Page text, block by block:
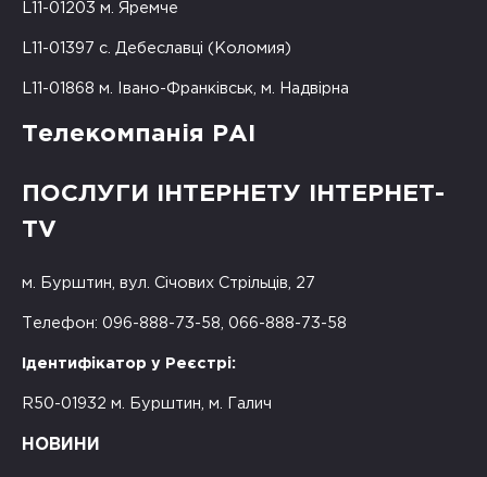
L11-01203 м. Яремче
L11-01397 с. Дебеславці (Коломия)
L11-01868 м. Івано-Франківськ, м. Надвірна
Телекомпанія РАІ
ПОСЛУГИ ІНТЕРНЕТУ ІНТЕРНЕТ-
TV
м. Бурштин, вул. Січових Стрільців, 27
Телефон: 096-888-73-58, 066-888-73-58
Ідентифікатор у Реєстрі:
R50-01932 м. Бурштин, м. Галич
НОВИНИ